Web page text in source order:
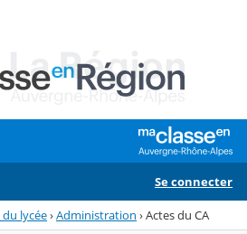
Se connecter
du lycée›Administration ›Actes du CA